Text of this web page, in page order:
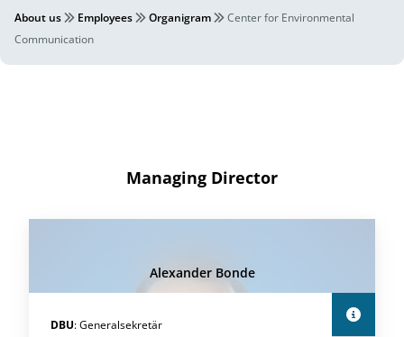
About us Employees Organigram
Center for Environmental
Communication
Managing Director
Alexander Bonde
DBU:Generalsekretär